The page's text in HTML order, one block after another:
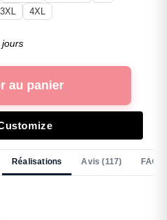
3XL 4XL
jours
au panier
Réalisations Avis (117) FAQ